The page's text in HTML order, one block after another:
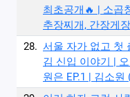
최초공개🔥 | 소곱
추장찌개, 간장게
28. 서울 자가 없고 첫
김 신입 이야기 |
원은 EP.1 | 김소원